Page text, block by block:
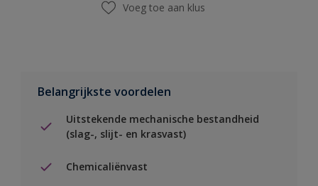
Voeg toe aan klus
Belangrijkste voordelen
Uitstekende mechanische bestandheid
(slag-, slijt- en krasvast)
Chemicaliënvast